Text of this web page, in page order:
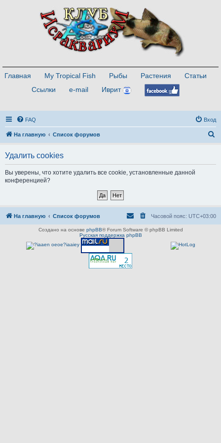
Главная My Tropical Fish Рыбы Растения
Статьи
Ссылки
e-mail Иврит
FAQ Вход
На главную Список форумов
Удалить cookies
Вы уверены, что хотите удалить все cookie, установленные данной
конференцией?
На главную Список форумов Часовой пояс: UTC+03:00
Создано на основе phpBB® Forum Software © phpBB Limited
Русская поддержка phpBB